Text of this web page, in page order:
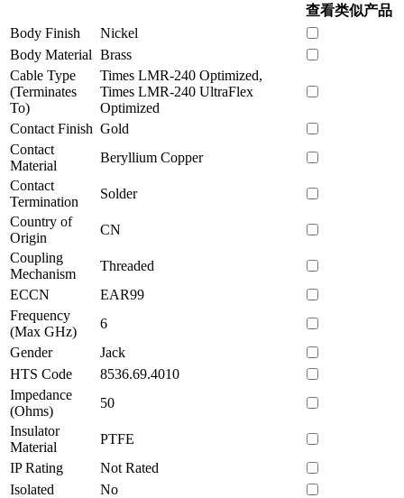
查看类似产品
Body Finish
Nickel
Body Material Brass
Cable Type
(Terminates
To)
Times LMR-240 Optimized,
Times LMR-240 UltraFlex
Optimized
Contact Finish Gold
Contact
Material
Beryllium Copper
Contact
Termination
Solder
Country of
Origin
CN
Coupling
Mechanism
Threaded
ECCN
EAR99
Frequency
(Max GHz)
6
Gender
Jack
HTS Code
8536.69.4010
Impedance
(Ohms)
50
Insulator
Material
PTFE
IP Rating
Not Rated
Isolated
No